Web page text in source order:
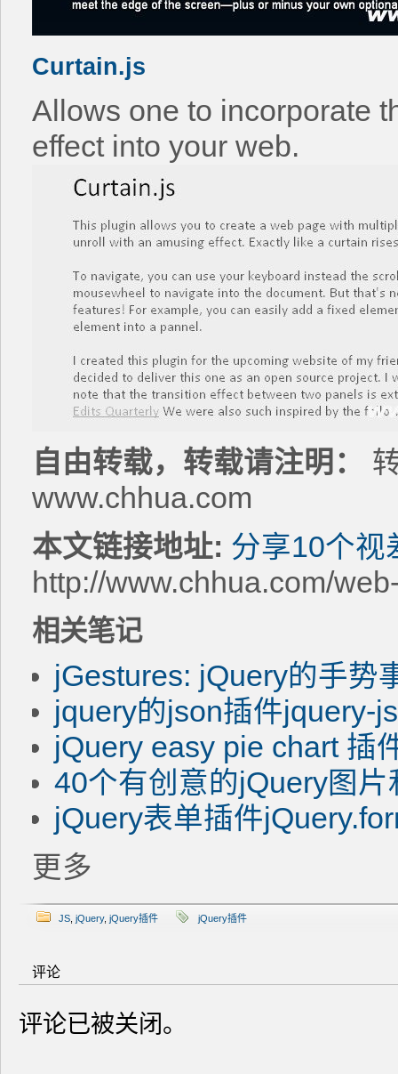
Curtain.js
Allows one to incorporate
effect into your web.
自由转载，转载请注明：
www.chhua.com
本文链接地址: 分享10个视
http://www.chhua.com/
相关笔记
jGestures: jQuery的手势
jquery的json插件jquery-
jQuery easy pie chart 插
40个有创意的jQuery图
jQuery表单插件
更多
JS jQuery, jQuery插件 jQuery插件
评论
评论已被关闭。